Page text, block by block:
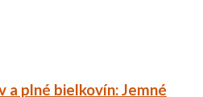
a plné bielkovín: Jemné